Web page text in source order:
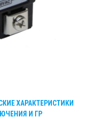
ХАРАКТЕРИСТИКИ
И ГР